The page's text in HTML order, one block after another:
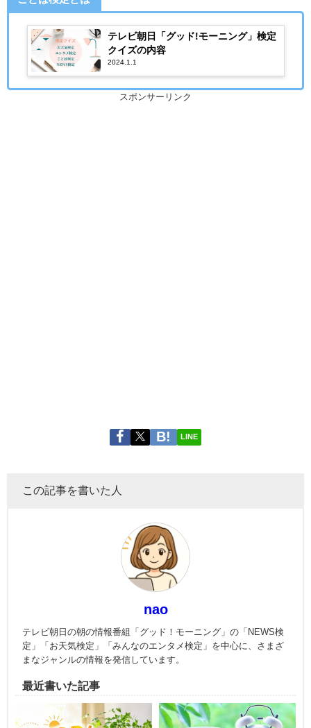
テレビ朝日「グッド!モーニング」検定
クイズの内容
2024.1.1
スポンサーリンク
LINE
この記事を書いた人
nao
テレビ朝日の朝の情報番組「グッド！モーニング」の「NEWS検
定」「お天気検定」「みんなのエンタメ検定」を中心に、さまざ
まなジャンルの情報を発信しています。
最近書いた記事